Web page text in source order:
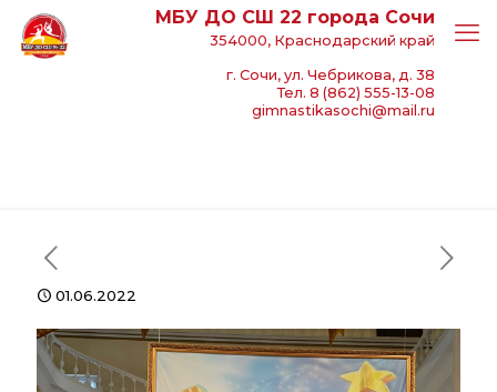
МБУ ДО СШ 22 города Сочи
354000, Краснодарский край
г. Сочи, ул. Чебрикова, д. 38
Тел. 8 (862) 555-13-08
gimnastikasochi@mail.ru
01.06.2022